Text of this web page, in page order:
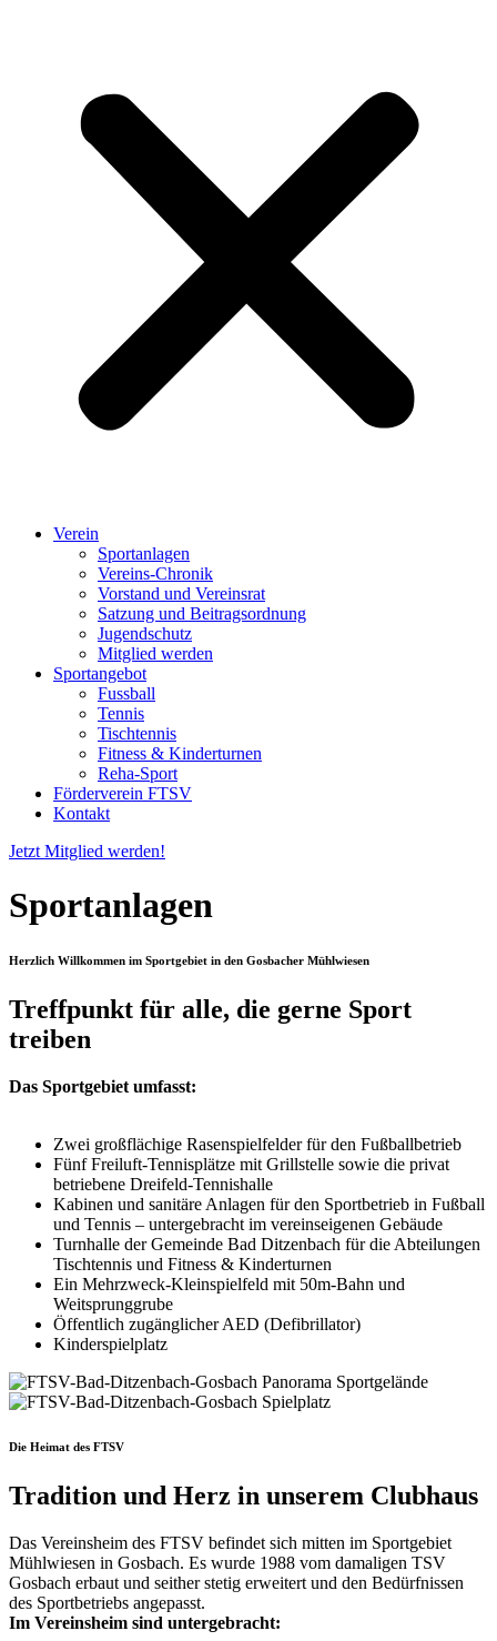
Verein
Sportanlagen
Vereins-Chronik
Vorstand und Vereinsrat
Satzung und Beitragsordnung
Jugendschutz
Mitglied werden
Sportangebot
Fussball
Tennis
Tischtennis
Fitness & Kinderturnen
Reha-Sport
Förderverein FTSV
Kontakt
Jetzt Mitglied werden!
Sportanlagen
Herzlich Willkommen im Sportgebiet in den Gosbacher Mühlwiesen
Treffpunkt für alle, die gerne Sport
treiben
Das Sportgebiet umfasst:
Zwei großflächige Rasenspielfelder für den Fußballbetrieb
Fünf Freiluft-Tennisplätze mit Grillstelle sowie die privat
betriebene Dreifeld-Tennishalle
Kabinen und sanitäre Anlagen für den Sportbetrieb in Fußball
und Tennis – untergebracht im vereinseigenen Gebäude
Turnhalle der Gemeinde Bad Ditzenbach für die Abteilungen
Tischtennis und Fitness & Kinderturnen
Ein Mehrzweck-Kleinspielfeld mit 50m-Bahn und
Weitsprunggrube
Öffentlich zugänglicher AED (Defibrillator)
Kinderspielplatz
Die Heimat des FTSV
Tradition und Herz in unserem Clubhaus
Das Vereinsheim des FTSV befindet sich mitten im Sportgebiet
Mühlwiesen in Gosbach. Es wurde 1988 vom damaligen TSV
Gosbach erbaut und seither stetig erweitert und den Bedürfnissen
des Sportbetriebs angepasst.
Im Vereinsheim sind untergebracht: